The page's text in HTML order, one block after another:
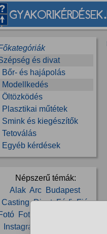
és divat
Bőr- és hajápolás
Modellkedés
Öltözködés
Plasztikai műtétek
Smink és kiegészítők
Tetoválás
Egyéb kérdések
Népszerű témák:
Alak Arc
Budapest
Casting Divat Férfi Fiú
Fotómodell
Instagram